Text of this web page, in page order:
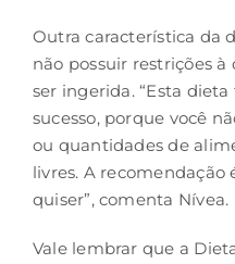
Outra característica da
não possuir restrições
ser ingerida. “Esta
sucesso, porque você
ou quantidades de
livres. A
quiser”, comenta Nívea.
Vale lembrar que a